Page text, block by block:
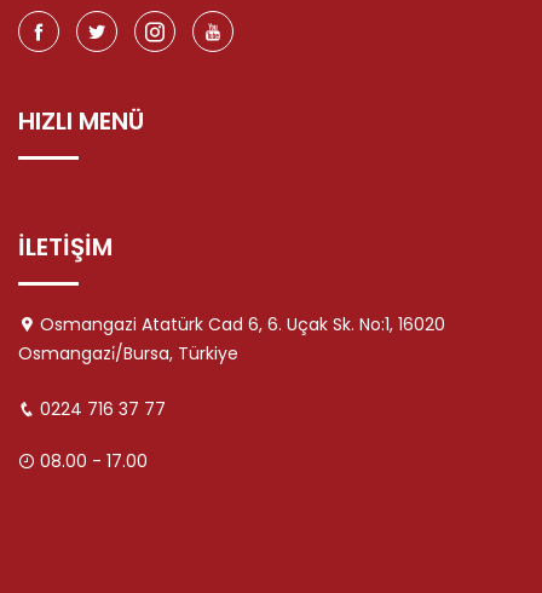
HIZLI MENÜ
İLETİŞİM
Osmangazi Atatürk Cad 6, 6. Uçak Sk. No:1, 16020
Osmangazi̇/Bursa, Türkiye
0224 716 37 77
08.00 - 17.00